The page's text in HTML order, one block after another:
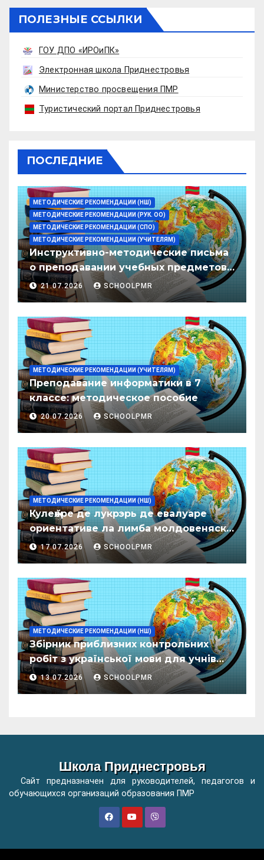
ПОЛЕЗНЫЕ ССЫЛКИ
ГОУ ДПО «ИРОиПК»
Электронная школа Приднестровья
Министерство просвещения ПМР
Туристический портал Приднестровья
ПОСЛЕДНИЕ
МЕТОДИЧЕСКИЕ РЕКОМЕНДАЦИИ (НШ)
МЕТОДИЧЕСКИЕ РЕКОМЕНДАЦИИ (РУК. ОО)
МЕТОДИЧЕСКИЕ РЕКОМЕНДАЦИИ (СПО)
МЕТОДИЧЕСКИЕ РЕКОМЕНДАЦИИ (УЧИТЕЛЯМ)
Инструктивно-методические письма
о преподавании учебных предметов/
дисциплин в организациях
образования ПМР на 2026/27 уч. год
21.07.2026 SCHOOLPMR
МЕТОДИЧЕСКИЕ РЕКОМЕНДАЦИИ (УЧИТЕЛЯМ)
Преподавание информатики в 7
классе: методическое пособие
20.07.2026 SCHOOLPMR
МЕТОДИЧЕСКИЕ РЕКОМЕНДАЦИИ (НШ)
Кулеӂере де лукрэрь де евалуаре
ориентативе ла лимба молдовеняскэ
пентру елевий класелор примаре але
организациилор де ынвэцэмынт
17.07.2026 SCHOOLPMR
МЕТОДИЧЕСКИЕ РЕКОМЕНДАЦИИ (НШ)
Збірник приблизних контрольних
робіт з української мови для учнів
початкових класів організацій
загальної освіти
13.07.2026 SCHOOLPMR
Школа Приднестровья
Сайт предназначен для руководителей, педагогов и
обучающихся организаций образования ПМР